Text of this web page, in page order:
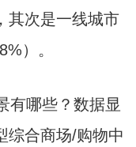
其次是一线城市
）。
有哪些？数据显
综合商场/购物中